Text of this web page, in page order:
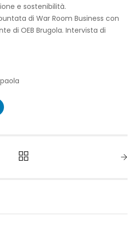
e sostenibilità.
di War Room Business con
di OEB Brugola. Intervista di